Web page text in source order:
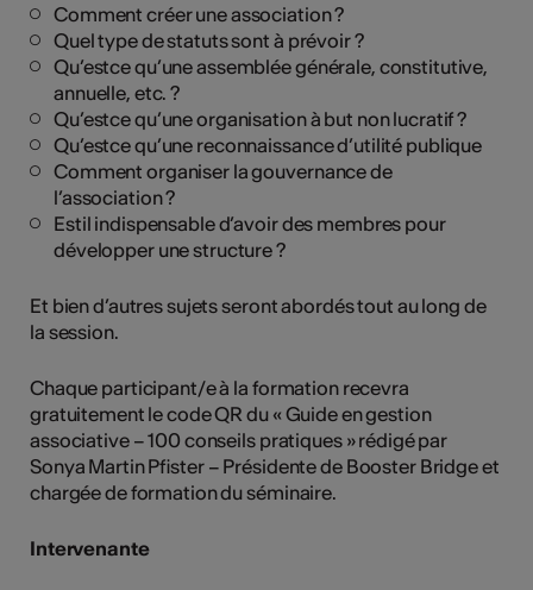
Comment créer une association ?
Quel type de statuts sont à prévoir ?
Qu’estce qu’une assemblée générale, constitutive,
annuelle, etc. ?
Qu’estce qu’une organisation à but non lucratif ?
Qu’estce qu’une reconnaissance d’utilité publique
Comment organiser la gouvernance de
l’association ?
Estil indispensable d’avoir des membres pour
développer une structure ?
Et bien d’autres sujets seront abordés tout au long de
la session.
Chaque participant/e à la formation recevra
gratuitement le code QR du « Guide en gestion
associative – 100 conseils pratiques » rédigé par
Sonya Martin Pfister – Présidente de Booster Bridge et
chargée de formation du séminaire.
Intervenante